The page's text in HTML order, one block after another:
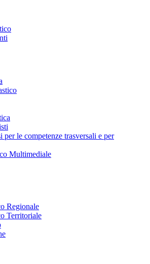
per le competenze trasversali e per
Multimediale
Regionale
Territoriale